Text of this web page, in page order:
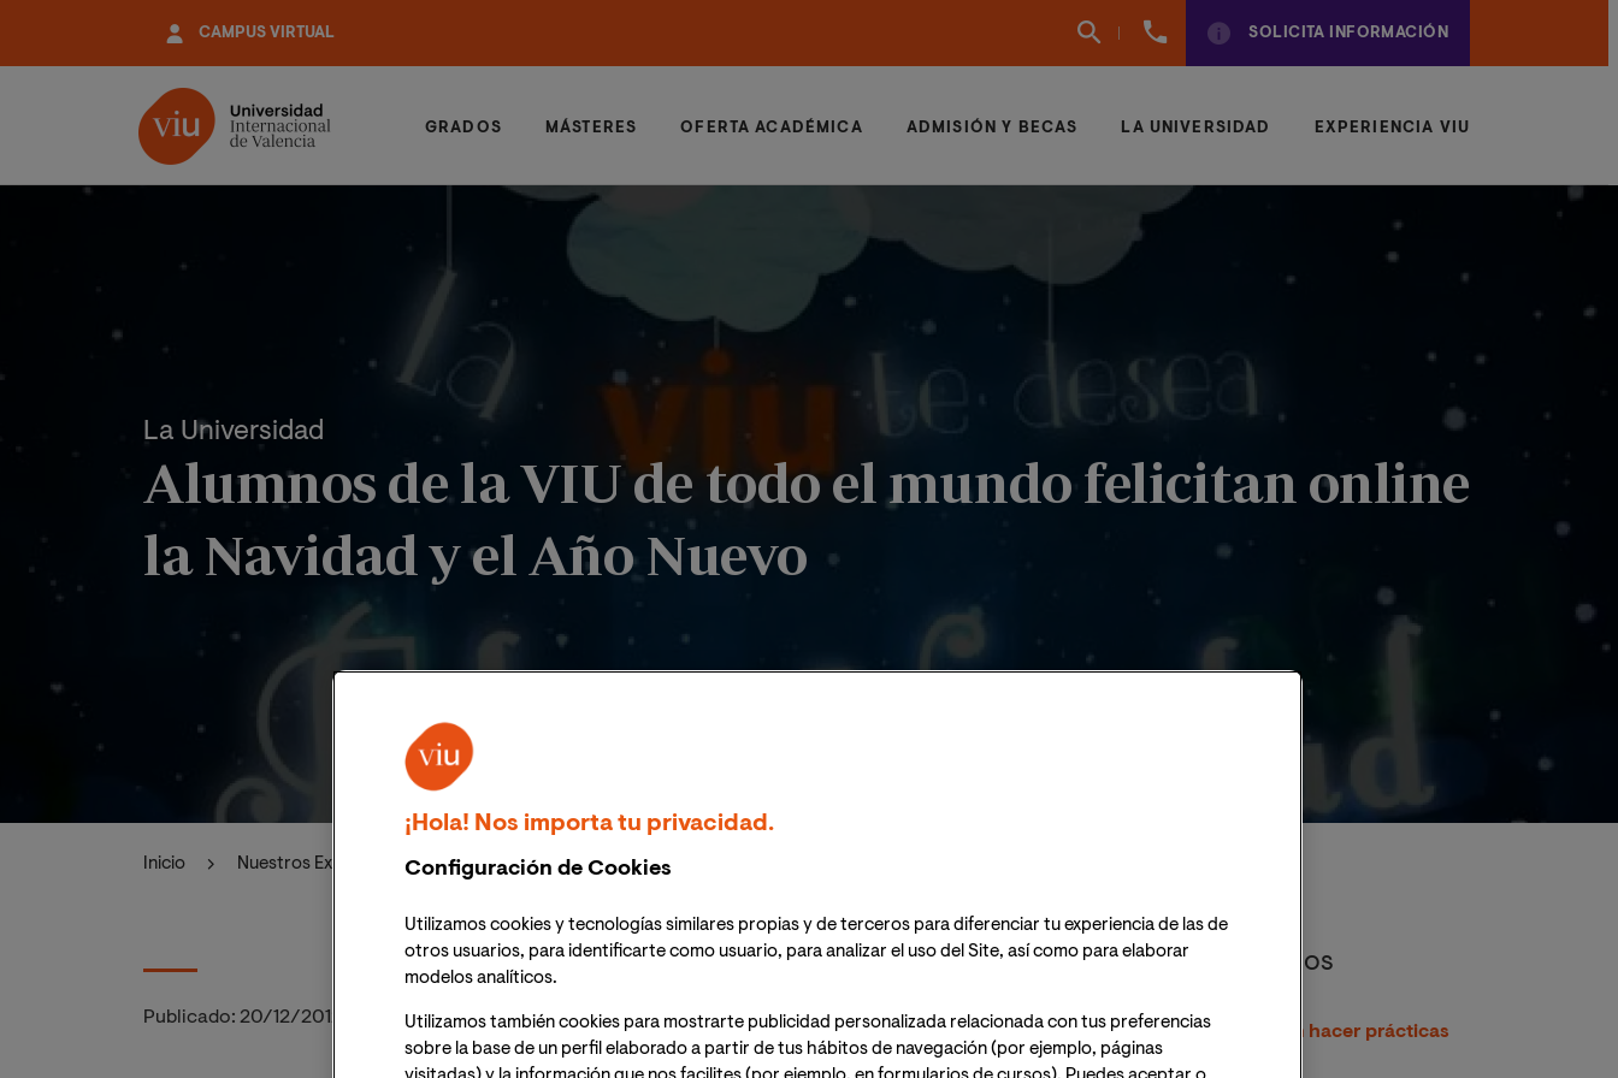
contenido
CAMPUS VIRTUAL
960
SOLICITA INFORMACIÓN
GRADOS MÁSTERES OFERTA ACADÉMICA ADMISIÓN Y BECAS LA UNIVERSIDAD EXPERIENCIA VIU
La Universidad
Alumnos de la VIU de todo el mundo felicitan online
la Navidad y el Año Nuevo
Inicio Nuestros Expertos Alumnos de la VIU de todo el mundo felicitan online la Navidad y el Año Nuevo
Publicado: 20/12/2012 Actualizado:19/05/2026
Artículos destacados
Alumnos de la VIU podrán hacer prácticas
en EEUU y Argentina
¡Hola! Nos importa tu privacidad.
Configuración de Cookies
Utilizamos cookies y tecnologías similares propias y de terceros para diferenciar tu experiencia de las de
otros usuarios, para identificarte como usuario, para analizar el uso del Site, así como para elaborar
modelos analíticos.
Utilizamos también cookies para mostrarte publicidad personalizada relacionada con tus preferencias
sobre la base de un perfil elaborado a partir de tus hábitos de navegación (por ejemplo, páginas